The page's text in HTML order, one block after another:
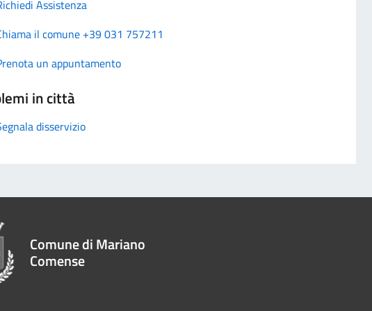
Assistenza
il comune +39 031 757211
un appuntamento
in città
disservizio
Comune di Mariano
Comense